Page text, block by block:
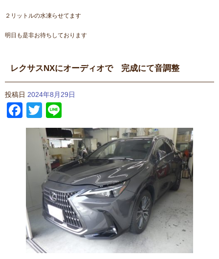
２リットルの水凍らせてます
明日も是非お待ちしております
レクサスNXにオーディオで 完成にて音調整
投稿日 2024年8月29日
Facebook
Twitter